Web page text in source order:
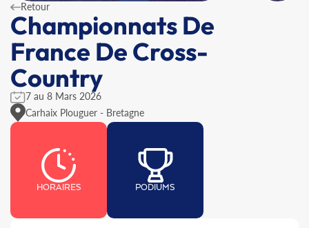
Retour
Championnats De
France De Cross-
Country
7 au 8 Mars 2026
Carhaix Plouguer - Bretagne
HORAIRES PODIUMS